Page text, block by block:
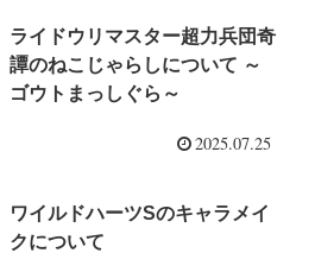
ライドウリマスター超力兵団奇
譚のねこじゃらしについて ～
ゴウトまっしぐら～
2025.07.25
ワイルドハーツSのキャラメイ
クについて